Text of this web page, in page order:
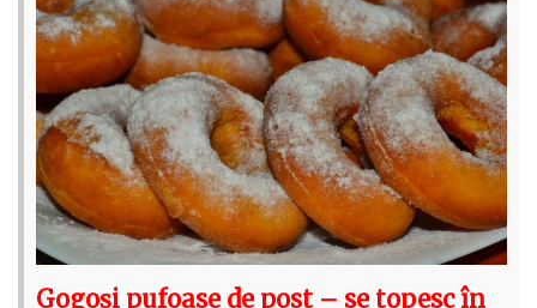
Gogoși pufoase de post – se topesc în